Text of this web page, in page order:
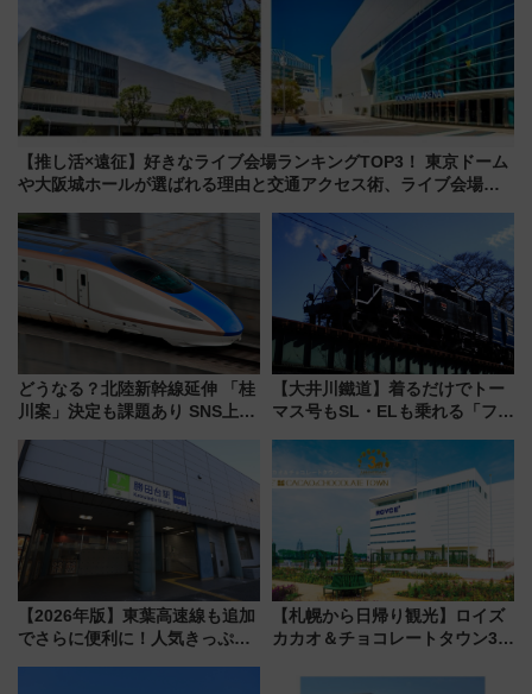
【推し活×遠征】好きなライブ会場ランキングTOP3！ 東京ドーム
や大阪城ホールが選ばれる理由と交通アクセス術、ライブ会場に
どうなる？北陸新幹線延伸 「桂
川案」決定も課題あり SNS上の
【大井川鐵道】着るだけでトー
マス号もSL・ELも乗れる「フリ
受注販売
【2026年版】東葉高速線も追加
でさらに便利に！人気きっぷ
【札幌から日帰り観光】ロイズ
カカオ＆チョコレートタウン3周